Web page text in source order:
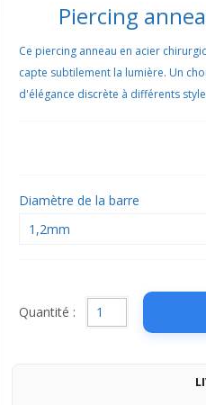
Piercing
Ce piercing anneau en acier
capte subtilement la lumière. Un
d'élégance discrète à différents
Diamètre de la barre
1,2mm
Quantité :